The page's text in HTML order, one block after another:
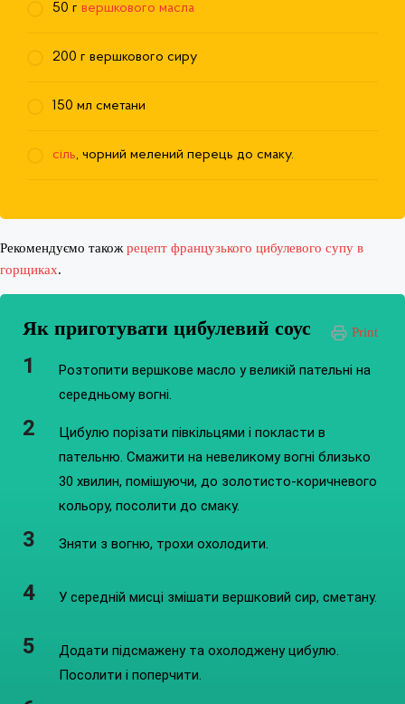
50 г вершкового масла
200 г вершкового сиру
150 мл сметани
сіль, чорний мелений перець до смаку.
Рекомендуємо такожрецепт французького цибулевого супу в
горщиках.
Print
Як приготувати цибулевий соус
Розтопити вершкове масло у великій пательні на
середньому вогні.
Цибулю порізати півкільцями і покласти в
пательню. Смажити на невеликому вогні близько
30 хвилин, помішуючи, до золотисто-коричневого
кольору, посолити до смаку.
Зняти з вогню, трохи охолодити.
У середній мисці змішати вершковий сир, сметану.
Додати підсмажену та охолоджену цибулю.
Посолити і поперчити.